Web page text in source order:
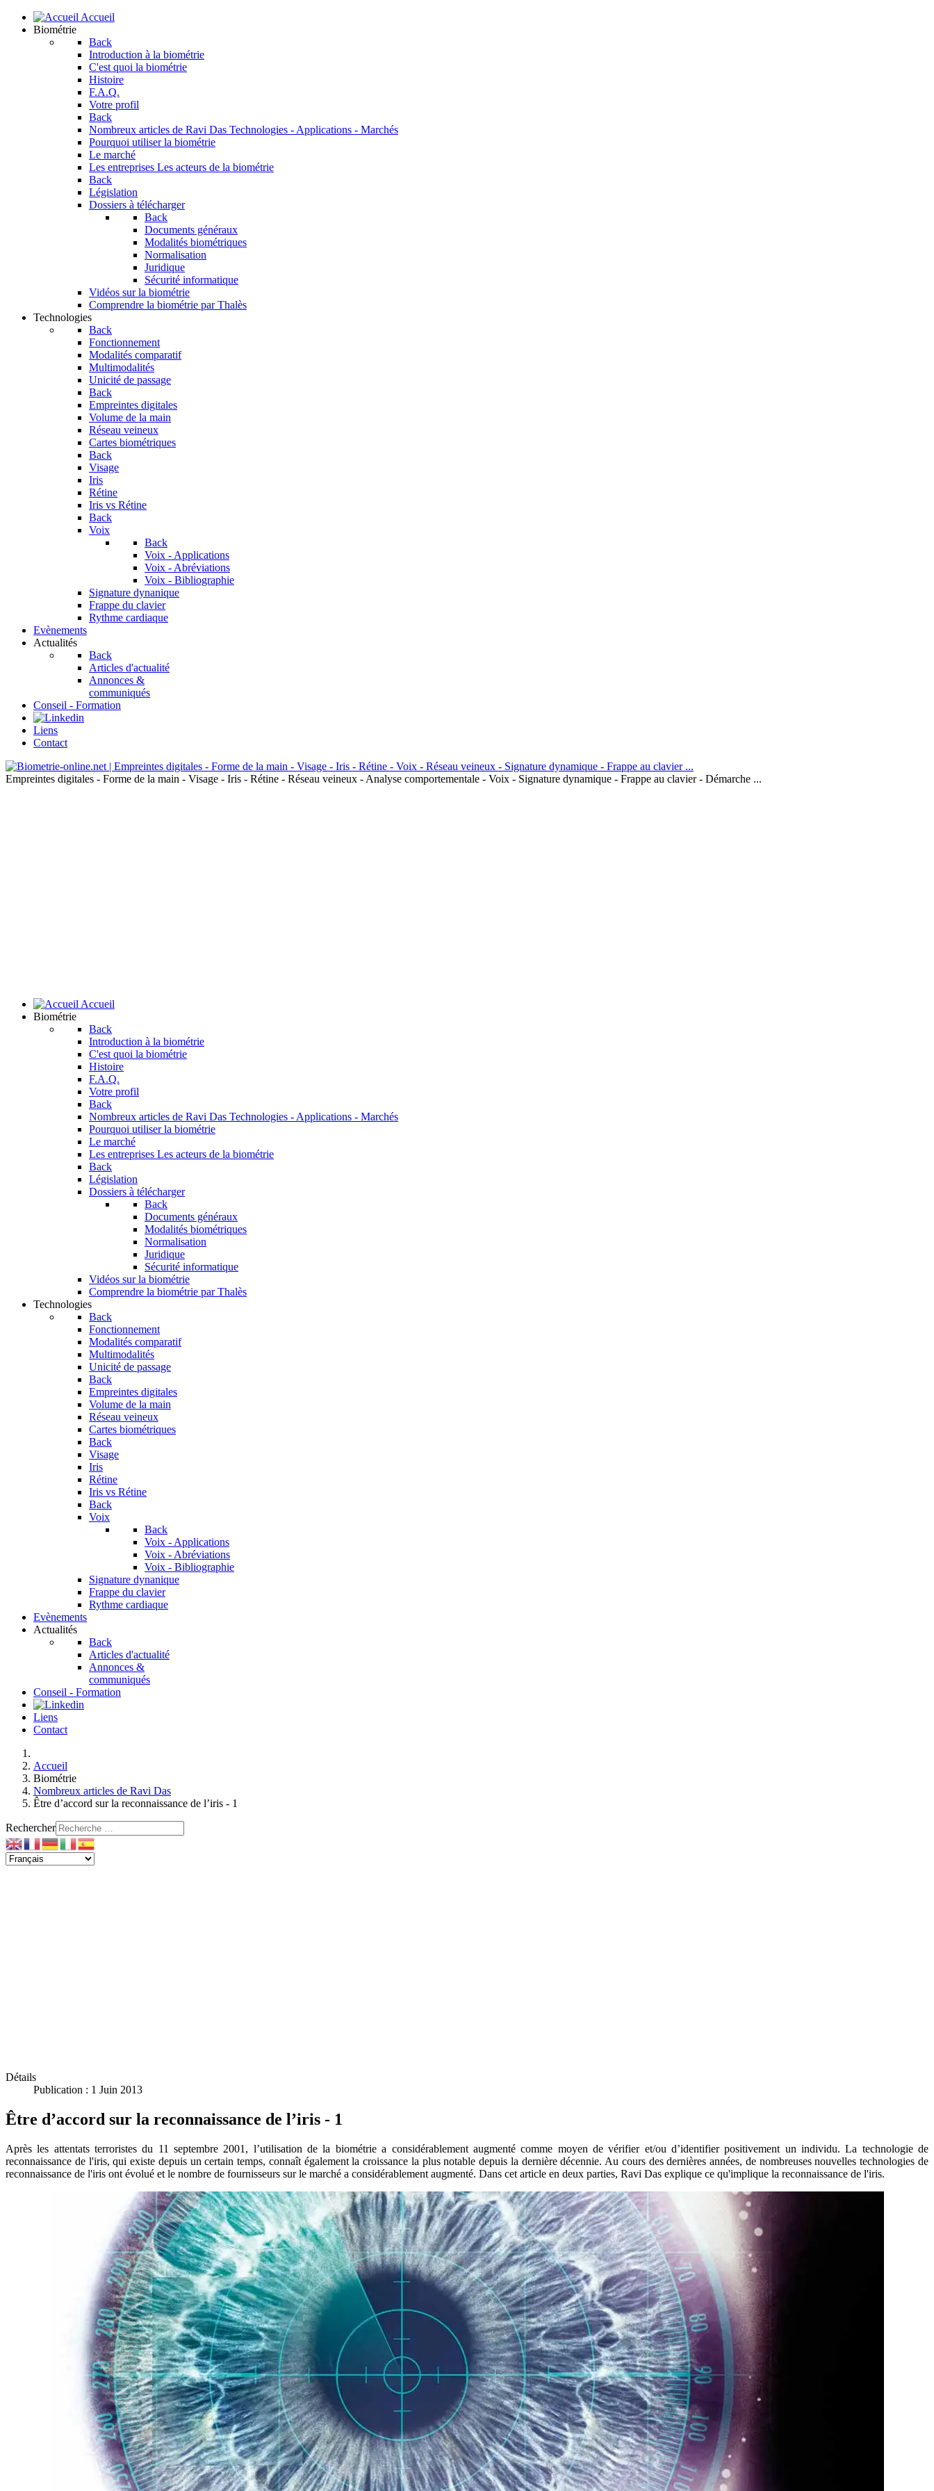
Accueil
Biométrie
Back
Introduction à la biométrie
C'est quoi la biométrie
Histoire
F.A.Q.
Votre profil
Back
Nombreux articles de Ravi Das Technologies - Applications - Marchés
Pourquoi utiliser la biométrie
Le marché
Les entreprises Les acteurs de la biométrie
Back
Législation
Dossiers à télécharger
Back
Documents généraux
Modalités biométriques
Normalisation
Juridique
Sécurité informatique
Vidéos sur la biométrie
Comprendre la biométrie par Thalès
Technologies
Back
Fonctionnement
Modalités comparatif
Multimodalités
Unicité de passage
Back
Empreintes digitales
Volume de la main
Réseau veineux
Cartes biométriques
Back
Visage
Iris
Rétine
Iris vs Rétine
Back
Voix
Back
Voix - Applications
Voix - Abréviations
Voix - Bibliographie
Signature dynanique
Frappe du clavier
Rythme cardiaque
Evènements
Actualités
Back
Articles d'actualité
Annonces &
communiqués
Conseil - Formation
Liens
Contact
Empreintes digitales - Forme de la main - Visage - Iris - Rétine - Réseau veineux - Analyse comportementale - Voix - Signature dynamique - Frappe au clavier - Démarche ...
Accueil
Biométrie
Back
Introduction à la biométrie
C'est quoi la biométrie
Histoire
F.A.Q.
Votre profil
Back
Nombreux articles de Ravi Das Technologies - Applications - Marchés
Pourquoi utiliser la biométrie
Le marché
Les entreprises Les acteurs de la biométrie
Back
Législation
Dossiers à télécharger
Back
Documents généraux
Modalités biométriques
Normalisation
Juridique
Sécurité informatique
Vidéos sur la biométrie
Comprendre la biométrie par Thalès
Technologies
Back
Fonctionnement
Modalités comparatif
Multimodalités
Unicité de passage
Back
Empreintes digitales
Volume de la main
Réseau veineux
Cartes biométriques
Back
Visage
Iris
Rétine
Iris vs Rétine
Back
Voix
Back
Voix - Applications
Voix - Abréviations
Voix - Bibliographie
Signature dynanique
Frappe du clavier
Rythme cardiaque
Evènements
Actualités
Back
Articles d'actualité
Annonces &
communiqués
Conseil - Formation
Liens
Contact
Accueil
Biométrie
Nombreux articles de Ravi Das
Être d’accord sur la reconnaissance de l’iris - 1
Rechercher
Détails
Publication : 1 Juin 2013
Être d’accord sur la reconnaissance de l’iris - 1
Après les attentats terroristes du 11 septembre 2001, l’utilisation de la biométrie a considérablement augmenté comme moyen de vérifier et/ou d’identifier positivement un individu. La technologie de
reconnaissance de l'iris, qui existe depuis un certain temps, connaît également la croissance la plus notable depuis la dernière décennie. Au cours des dernières années, de nombreuses nouvelles technologies de
reconnaissance de l'iris ont évolué et le nombre de fournisseurs sur le marché a considérablement augmenté. Dans cet article en deux parties, Ravi Das explique ce qu'implique la reconnaissance de l'iris.